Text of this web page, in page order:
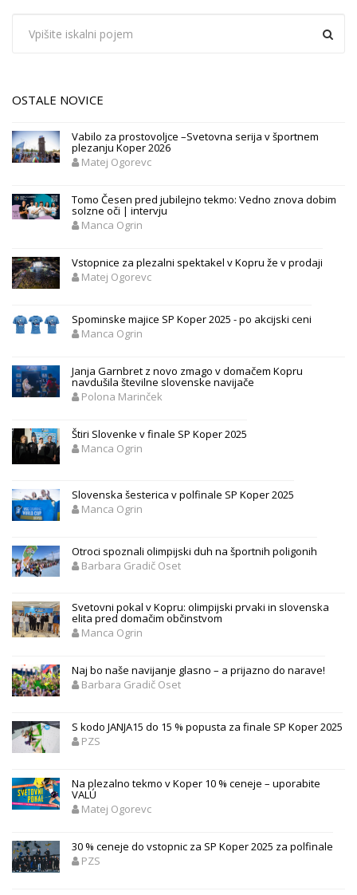
OSTALE NOVICE
Vabilo za prostovoljce –Svetovna serija v športnem
plezanju Koper 2026
Matej Ogorevc
Tomo Česen pred jubilejno tekmo: Vedno znova dobim
solzne oči | intervju
Manca Ogrin
Vstopnice za plezalni spektakel v Kopru že v prodaji
Matej Ogorevc
Spominske majice SP Koper 2025 - po akcijski ceni
Manca Ogrin
Janja Garnbret z novo zmago v domačem Kopru
navdušila številne slovenske navijače
Polona Marinček
Štiri Slovenke v finale SP Koper 2025
Manca Ogrin
Slovenska šesterica v polfinale SP Koper 2025
Manca Ogrin
Otroci spoznali olimpijski duh na športnih poligonih
Barbara Gradič Oset
Svetovni pokal v Kopru: olimpijski prvaki in slovenska
elita pred domačim občinstvom
Manca Ogrin
Naj bo naše navijanje glasno – a prijazno do narave!
Barbara Gradič Oset
S kodo JANJA15 do 15 % popusta za finale SP Koper 2025
PZS
Na plezalno tekmo v Koper 10 % ceneje – uporabite
VALÚ
Matej Ogorevc
30 % ceneje do vstopnic za SP Koper 2025 za polfinale
PZS